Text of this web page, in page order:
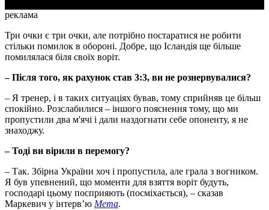
реклама
Три очки є три очки, але потрібно постаратися не робити
стільки помилок в обороні. Добре, що Ісландія ще більше
помилялася біля своїх воріт.
– Після того, як рахунок став 3:3, ви не рознервувалися?
– Я тренер, і в таких ситуаціях бував, тому сприйняв це більш
спокійно. Розслабилися – іншого пояснення тому, що ми
пропустили два м'ячі і дали наздогнати себе опоненту, я не
знаходжу.
– Тоді ви вірили в перемогу?
– Так. Збірна України хоч і пропустила, але грала з вогником.
Я був упевнений, що моменти для взяття воріт будуть,
господарі цьому посприяють (посміхається), – сказав
Маркевич у інтервʼю Мета.